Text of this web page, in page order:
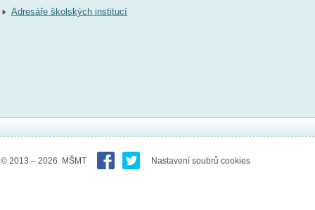
Adresáře školských institucí
© 2013 – 2026 MŠMT Nastavení soubrů cookies